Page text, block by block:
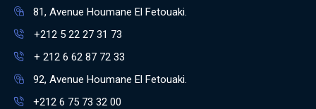
81, Avenue Houmane El Fetouaki.
+212 5 22 27 31 73
+ 212 6 62 87 72 33
92, Avenue Houmane El Fetouaki.
+212 6 75 73 32 00